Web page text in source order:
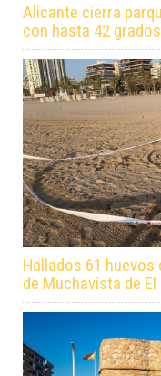
Alicante cierra
con hasta 42
Hallados 61
de Muchavista de